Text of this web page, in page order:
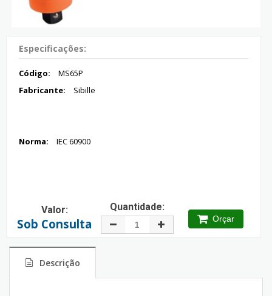
Especificações:
Código:
MS65P
Fabricante:
Sibille
Norma: IEC 60900
Valor:
Sob Consulta
Quantidade:
Orçar
Descrição